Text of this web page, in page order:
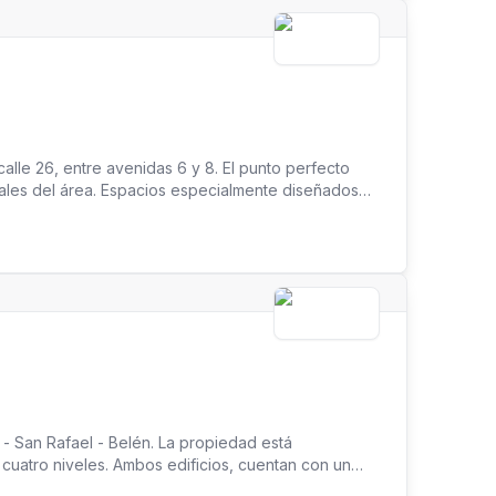
26, entre avenidas 6 y 8. El punto perfecto
del área. Espacios especialmente diseñados
conforman el Centro Corporativo que toda
- San Rafael - Belén. La propiedad está
niveles. Ambos edificios, cuentan con un
desarrollo de la creatividad, innovación, talento y